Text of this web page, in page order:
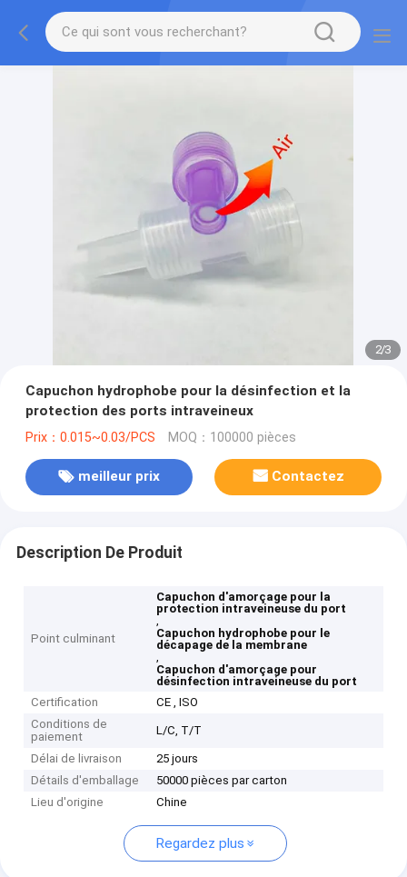
2/3
Capuchon hydrophobe pour la désinfection et la
protection des ports intraveineux
Prix：0.015~0.03/PCS MOQ：100000 pièces
meilleur prix Contactez
Description De Produit
Point culminant
Capuchon d'amorçage pour la
protection intraveineuse du port
,
Capuchon hydrophobe pour le
décapage de la membrane
,
Capuchon d'amorçage pour
désinfection intraveineuse du port
Certification
CE , ISO
Conditions de
paiement
L/C, T/T
Délai de livraison
25 jours
Détails d'emballage
50000 pièces par carton
Lieu d'origine
Chine
Regardez plus